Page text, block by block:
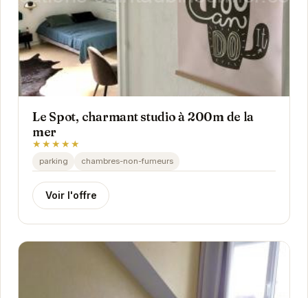
Le Spot, charmant studio à 200m de la
mer
★★★★★
parking chambres-non-fumeurs
Voir l'offre